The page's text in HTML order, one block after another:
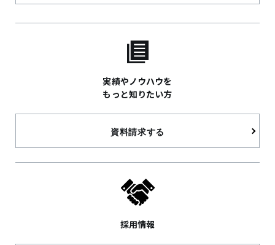
実績やノウハウを
もっと知りたい方
資料請求する
採用情報